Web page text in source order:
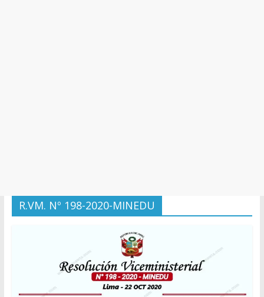
R.VM. Nº 198-2020-MINEDU